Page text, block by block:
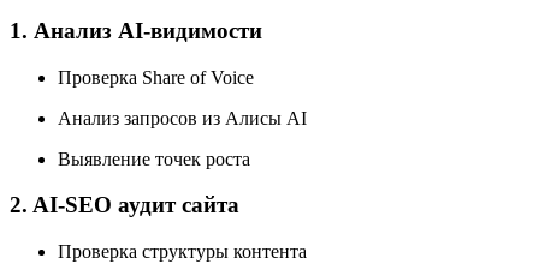
1. Анализ AI-видимости
Проверка Share of Voice
Анализ запросов из Алисы AI
Выявление точек роста
2. AI-SEO аудит сайта
Проверка структуры контента